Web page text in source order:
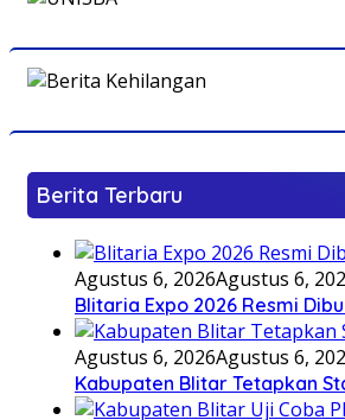
Berita Terbaru
Agustus 6, 2026Agustus 6,
Blitaria Expo 2026 Resmi
Agustus 6, 2026Agustus 6,
Kabupaten Blitar Tetapkan